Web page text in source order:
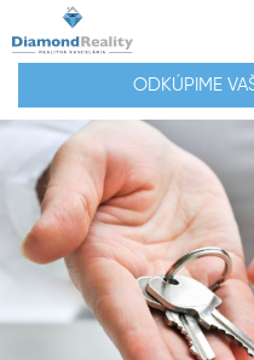
ODKÚPIME